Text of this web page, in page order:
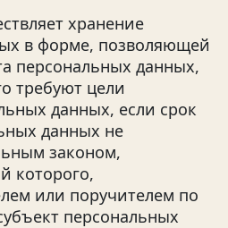
хранение
в форме, позволяющей
персональных данных,
требуют цели
данных, если срок
данных не
законом,
которого,
или поручителем по
персональных